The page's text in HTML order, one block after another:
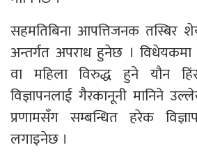
सहमतिबिना आपत्तिजनक तस्बिर
अन्तर्गत अपराध हुनेछ । विधेयकमा
वा महिला विरुद्ध हुने यौन
विज्ञापनलाई गैरकानूनी मानिने
प्रणामसँग सम्बन्धित हरेक
लगाइनेछ ।